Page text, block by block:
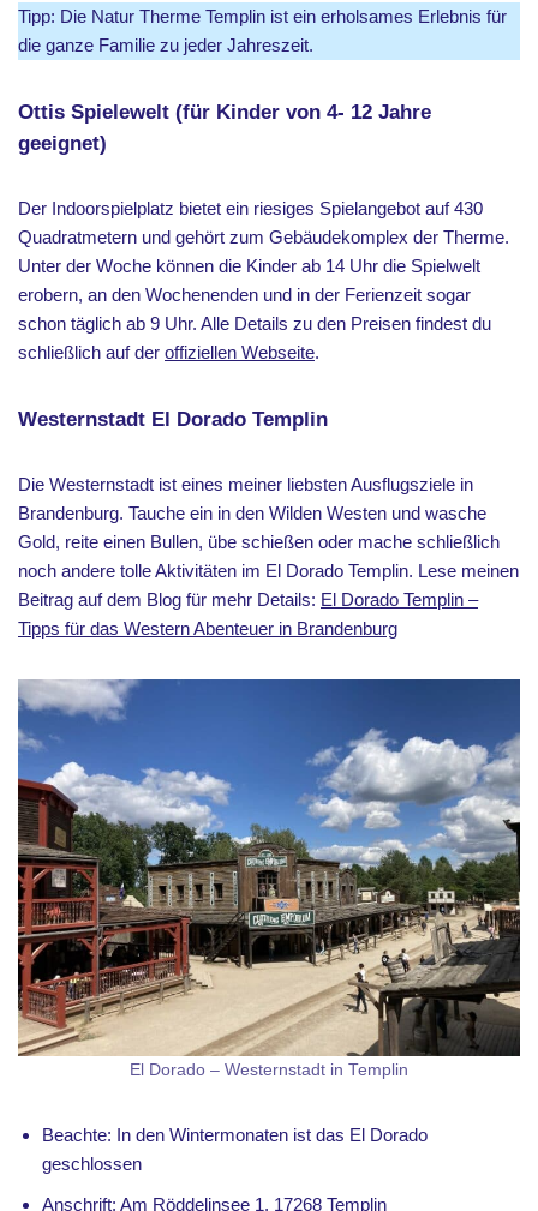
Tipp: Die Natur Therme Templin ist ein erholsames Erlebnis für
die ganze Familie zu jeder Jahreszeit.
Ottis Spielewelt (für Kinder von 4- 12 Jahre
geeignet)
Der Indoorspielplatz bietet ein riesiges Spielangebot auf 430
Quadratmetern und gehört zum Gebäudekomplex der Therme.
Unter der Woche können die Kinder ab 14 Uhr die Spielwelt
erobern, an den Wochenenden und in der Ferienzeit sogar
schon täglich ab 9 Uhr. Alle Details zu den Preisen findest du
schließlich auf der offiziellen Webseite.
Westernstadt El Dorado Templin
Die Westernstadt ist eines meiner liebsten Ausflugsziele in
Brandenburg. Tauche ein in den Wilden Westen und wasche
Gold, reite einen Bullen, übe schießen oder mache schließlich
noch andere tolle Aktivitäten im El Dorado Templin. Lese meinen
Beitrag auf dem Blog für mehr Details: El Dorado Templin –
Tipps für das Western Abenteuer in Brandenburg
El Dorado – Westernstadt in Templin
Beachte: In den Wintermonaten ist das El Dorado
geschlossen
Anschrift: Am Röddelinsee 1, 17268 Templin